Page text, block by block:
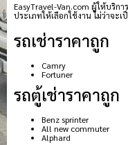
EasyTravel-Van.com ผู้ให้บริก
ประเภทให้เลือกใช้งาน ไม่ว่าจะเ
รถเช่าราคาถูก
Camry
Fortuner
รถตู้เช่าราคาถูก
Benz sprinter
All new commuter
Alphard